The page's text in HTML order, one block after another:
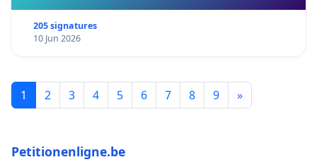
205 signatures
10 Jun 2026
1 2 3 4 5 6 7 8 9 »
Petitionenligne.be